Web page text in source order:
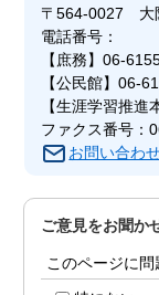
〒564-0027 大
電話番号：
【庶務】06-
【公民館】06-
【生涯学習推
ファクス番号：
お問い合わ
ご意見をお聞か
このページに問